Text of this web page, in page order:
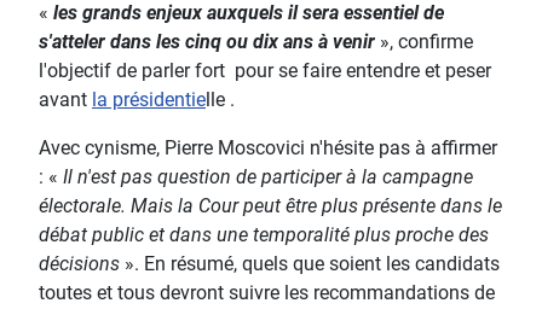
« les grands enjeux auxquels il sera essentiel de
s'atteler dans les cinq ou dix ans à venir », confirme
l'objectif de parler fort pour se faire entendre et peser
avant la présidentie lle .
Avec cynisme, Pierre Moscovici n'hésite pas à affirmer
: « Il n'est pas question de participer à la campagne
électorale. Mais la Cour peut être plus présente dans le
débat public et dans une temporalité plus proche des
décisions ». En résumé, quels que soient les candidats
toutes et tous devront suivre les recommandations de